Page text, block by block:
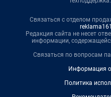
Связаться с отделом
Редакция сайта не несет
информации,
Связаться по вопросам
Информация
Политика